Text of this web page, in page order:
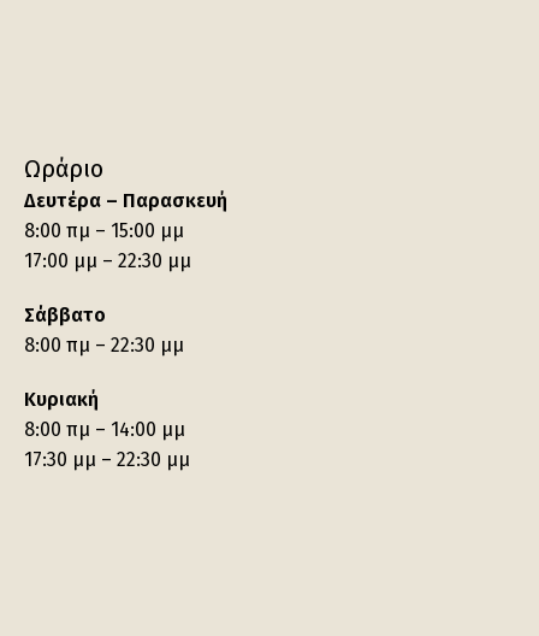
Ωράριο
Δευτέρα – Παρασκευή
8:00 πμ – 15:00 μμ
17:00 μμ – 22:30 μμ
Σάββατο
8:00 πμ – 22:30 μμ
Κυριακή
8:00 πμ – 14:00 μμ
17:30 μμ – 22:30 μμ